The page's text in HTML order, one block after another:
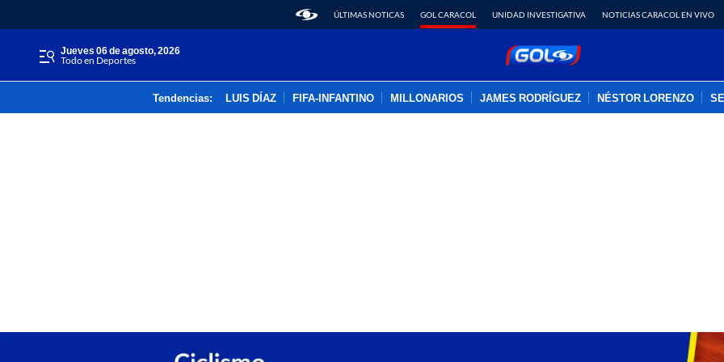
ÚLTIMAS NOTICAS GOL CARACOL UNIDAD INVESTIGATIVA NOTICIAS CARACOL EN VIVO
jueves 06 de agosto, 2026
Todo en Deportes
Tendencias: LUIS DÍAZ FIFA-INFANTINO MILLONARIOS JAMES RODRÍGUEZ NÉSTOR LORENZO